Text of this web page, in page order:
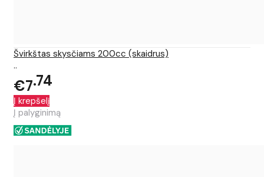
Švirkštas skysčiams 200cc (skaidrus)
..
€7 74
Į krepšelį
Į palyginimą